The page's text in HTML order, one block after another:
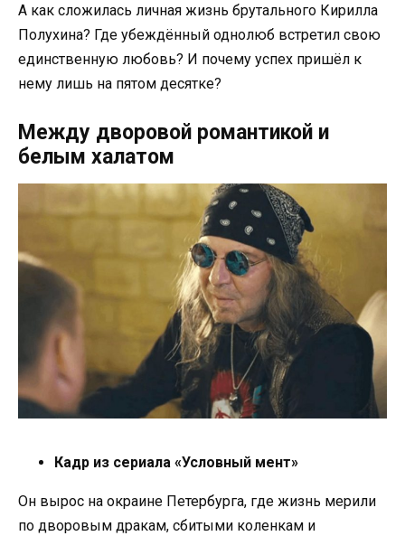
А как сложилась личная жизнь брутального Кирилла
Полухина? Где убеждённый однолюб встретил свою
единственную любовь? И почему успех пришёл к
нему лишь на пятом десятке?
Между дворовой романтикой и
белым халатом
Кадр из сериала «Условный мент»
Он вырос на окраине Петербурга, где жизнь мерили
по дворовым дракам, сбитыми коленкам и